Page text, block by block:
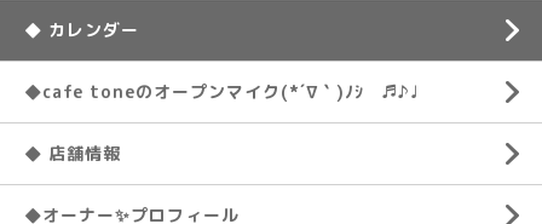
◆ カレンダー
◆cafe toneのオープンマイク(*´∇｀)ﾉｼ ♬♪♩
◆ 店舗情報
◆オーナー✨プロフィール